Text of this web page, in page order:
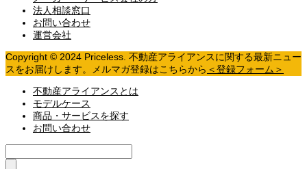
法人相談窓口
お問い合わせ
運営会社
Copyright © 2024 Priceless. 不動産アライアンスに関する最新ニュー
スをお届けします。メルマガ登録はこちらから ＜登録フォーム＞
不動産アライアンスとは
モデルケース
商品・サービスを探す
お問い合わせ